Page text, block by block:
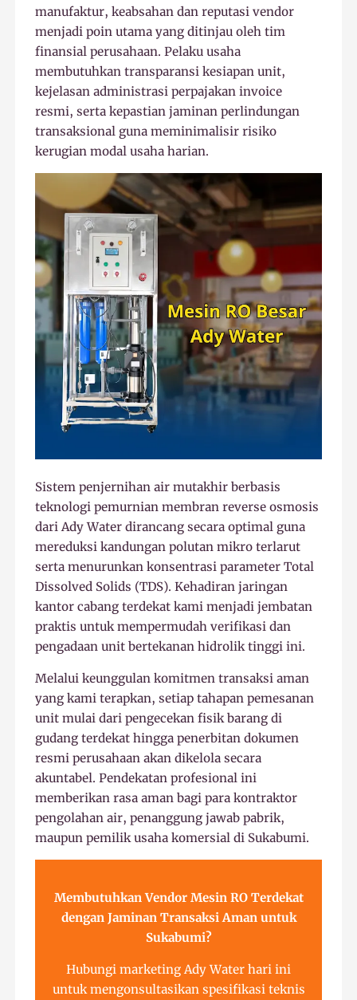
manufaktur, keabsahan dan reputasi vendor
menjadi poin utama yang ditinjau oleh tim
finansial perusahaan. Pelaku usaha
membutuhkan transparansi kesiapan unit,
kejelasan administrasi perpajakan invoice
resmi, serta kepastian jaminan perlindungan
transaksional guna meminimalisir risiko
kerugian modal usaha harian.
Sistem penjernihan air mutakhir berbasis
teknologi pemurnian membran reverse osmosis
dari Ady Water dirancang secara optimal guna
mereduksi kandungan polutan mikro terlarut
serta menurunkan konsentrasi parameter Total
Dissolved Solids (TDS). Kehadiran jaringan
kantor cabang terdekat kami menjadi jembatan
praktis untuk mempermudah verifikasi dan
pengadaan unit bertekanan hidrolik tinggi ini.
Melalui keunggulan komitmen transaksi aman
yang kami terapkan, setiap tahapan pemesanan
unit mulai dari pengecekan fisik barang di
gudang terdekat hingga penerbitan dokumen
resmi perusahaan akan dikelola secara
akuntabel. Pendekatan profesional ini
memberikan rasa aman bagi para kontraktor
pengolahan air, penanggung jawab pabrik,
maupun pemilik usaha komersial di Sukabumi.
Membutuhkan Vendor Mesin RO Terdekat
dengan Jaminan Transaksi Aman untuk
Sukabumi?
Hubungi marketing Ady Water hari ini
untuk mengonsultasikan spesifikasi teknis